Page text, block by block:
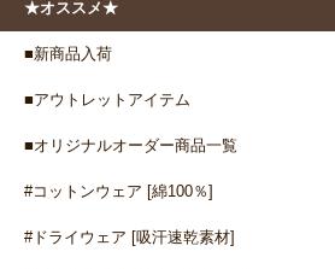
★オススメ★
■新商品入荷
■アウトレットアイテム
■オリジナルオーダー商品一覧
#コットンウェア [綿100％]
#ドライウェア [吸汗速乾素材]